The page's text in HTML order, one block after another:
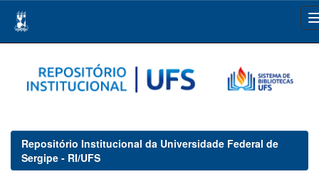
navigation
Repositório Institucional da Universidade Federal de
Sergipe - RI/UFS